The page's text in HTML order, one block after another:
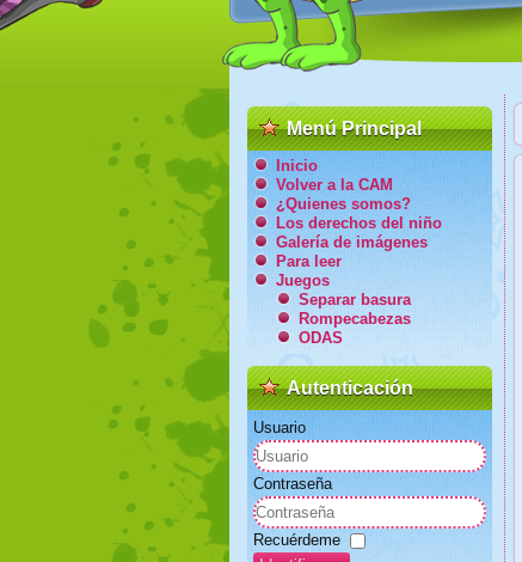
Menú Principal
Inicio
Volver a la CAM
¿Quienes somos?
Los derechos del niño
Galería de imágenes
Para leer
Juegos
Separar basura
Rompecabezas
ODAS
Autenticación
Usuario
Contraseña
Recuérdeme